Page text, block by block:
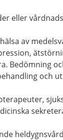
eller
av
Bedömning
och